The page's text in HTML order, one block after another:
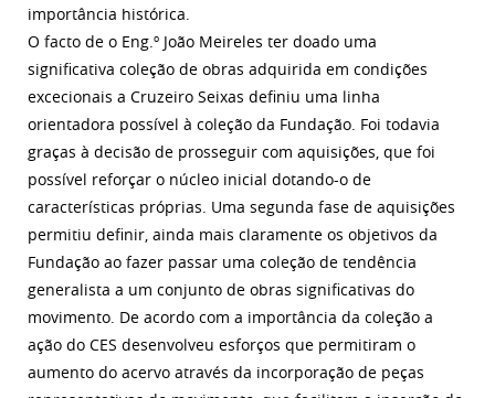
importância histórica.
O facto de o Eng.º João Meireles ter doado uma
significativa coleção de obras adquirida em condições
excecionais a Cruzeiro Seixas definiu uma linha
orientadora possível à coleção da Fundação. Foi todavia
graças à decisão de prosseguir com aquisições, que foi
possível reforçar o núcleo inicial dotando-o de
características próprias. Uma segunda fase de aquisições
permitiu definir, ainda mais claramente os objetivos da
Fundação ao fazer passar uma coleção de tendência
generalista a um conjunto de obras significativas do
movimento. De acordo com a importância da coleção a
ação do CES desenvolveu esforços que permitiram o
aumento do acervo através da incorporação de peças